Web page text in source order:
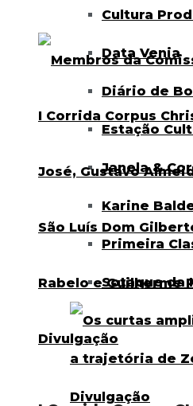
Cultura
Data Venia
Diário de
Estação
Janela &
Karine
Primeira
Sotaque da